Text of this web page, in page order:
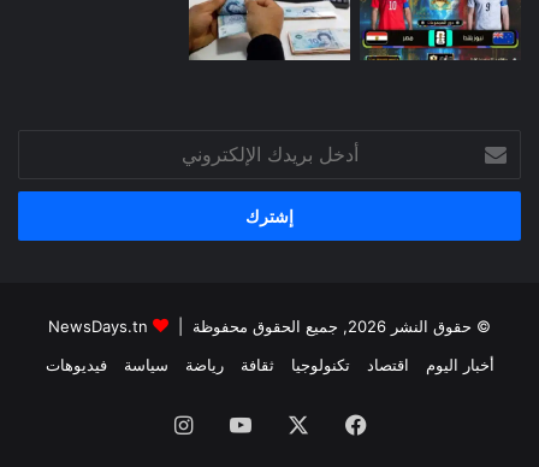
بريدك
الإلكتروني
© حقوق النشر 2026, جميع الحقوق محفوظة |
أخبار اليوم
اقتصاد تكنولوجيا ثقافة رياضة سياسة فيديوهات
فيسبوك ‫YouTubeانستقرام